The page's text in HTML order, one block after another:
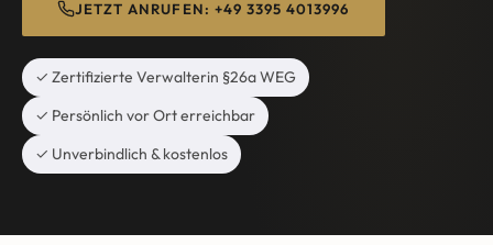
JETZT ANRUFEN: +49 3395 4013996
✓ Zertifizierte Verwalterin §26a WEG
✓ Persönlich vor Ort erreichbar
✓ Unverbindlich & kostenlos